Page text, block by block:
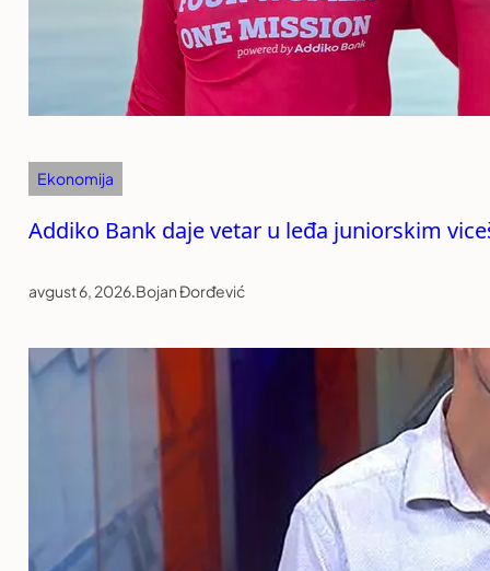
Ekonomija
Addiko Bank daje vetar u leđa juniorskim
avgust 6, 2026.Bojan Đorđević